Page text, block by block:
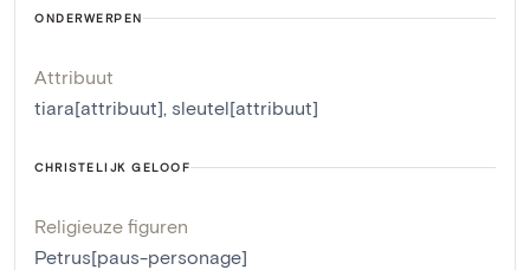
ONDERWERPEN
Attribuut
tiara[attribuut], sleutel[attribuut]
CHRISTELIJK GELOOF
Religieuze figuren
Petrus[paus-personage]